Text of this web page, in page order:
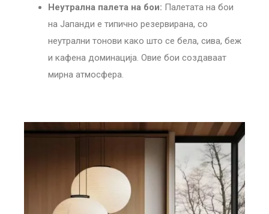
Неутрална палета на бои: Палетата на бои
на Јапанди е типично резервирана, со
неутрални тонови како што се бела, сива, беж
и кафена доминација. Овие бои создаваат
мирна атмосфера.